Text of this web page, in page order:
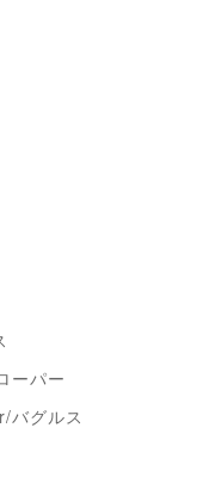
ーパー
グルス